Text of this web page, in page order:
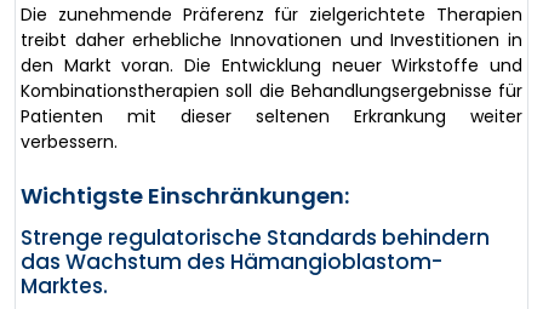
Die zunehmende Präferenz für zielgerichtete Therapien
treibt daher erhebliche Innovationen und Investitionen in
den Markt voran. Die Entwicklung neuer Wirkstoffe und
Kombinationstherapien soll die Behandlungsergebnisse für
Patienten mit dieser seltenen Erkrankung weiter
verbessern.
Wichtigste Einschränkungen:
Strenge regulatorische Standards behindern
das Wachstum des Hämangioblastom-
Marktes.